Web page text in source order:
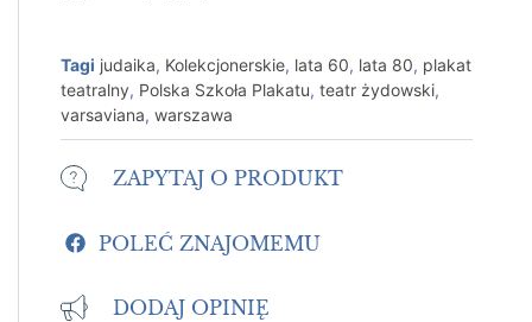
Tagi judaika, Kolekcjonerskie, lata 60, lata 80, plakat
teatralny, Polska Szkoła Plakatu, teatr żydowski,
varsaviana, warszawa
ZAPYTAJ O PRODUKT
POLEĆ ZNAJOMEMU
DODAJ OPINIĘ